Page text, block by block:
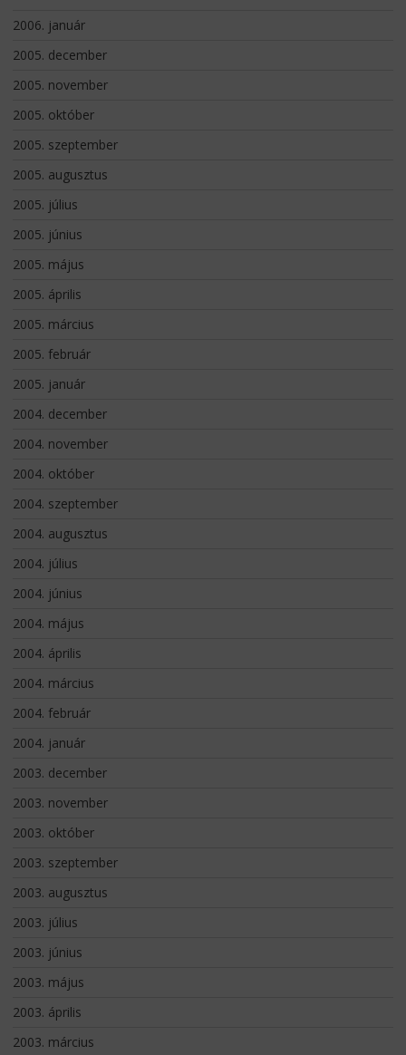
2006. január
2005. december
2005. november
2005. október
2005. szeptember
2005. augusztus
2005. július
2005. június
2005. május
2005. április
2005. március
2005. február
2005. január
2004. december
2004. november
2004. október
2004. szeptember
2004. augusztus
2004. július
2004. június
2004. május
2004. április
2004. március
2004. február
2004. január
2003. december
2003. november
2003. október
2003. szeptember
2003. augusztus
2003. július
2003. június
2003. május
2003. április
2003. március